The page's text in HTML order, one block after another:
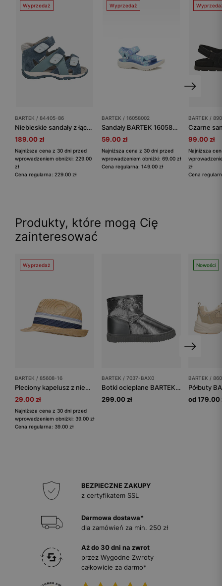
Wyprzedaż
BARTEK / 84405-86
Niebieskie sandały z łączonych skór BARTEK 84405-86
189.00 zł
Najniższa cena z 30 dni przed
wprowadzeniem obniżki: 229.00
zł
Cena regularna: 229.00 zł
Wyprzedaż
BARTEK / 16058002
Sandały BARTEK 16058002, dla dziewcząt, błękitno-biały
59.00 zł
Najniższa cena z 30 dni przed
wprowadzeniem obniżki: 69.00 zł
Cena regularna: 149.00 zł
BARTEK /
99.00 zł
Najniższa
zł
Cena
Produkty, które mogą Cię
zainteresować
Wyprzedaż
BARTEK / 85608-16
Pleciony kapelusz z niebiesko-białymi paskami BARTEK 85608-16
29.00 zł
Najniższa cena z 30 dni przed
wprowadzeniem obniżki: 39.00 zł
Cena regularna: 39.00 zł
BARTEK / 7037-BAX0
Botki ocieplane BARTEK 7037-BAX0, dla dziewcząt, srebrny
299.00 zł
Nowości
BARTEK /
od 179.00
BEZPIECZNE ZAKUPY
z certyfikatem SSL
Darmowa dostawa*
dla zamówień za min. 250 zł
Aż do 30 dni na zwrot
przez Wygodne Zwroty
całkowicie za darmo*